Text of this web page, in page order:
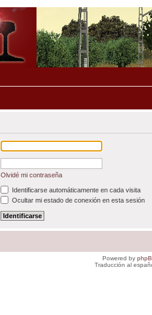
Olvidé mi contraseña
Identificarse automáticamente en cada visita
Ocultar mi estado de conexión en esta sesión
Powered by
Traducción al